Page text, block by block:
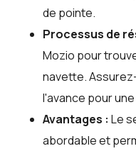
de pointe.
Processus de
Mozio pour
navette.
l'avance pour
Avantages : Le
abordable et